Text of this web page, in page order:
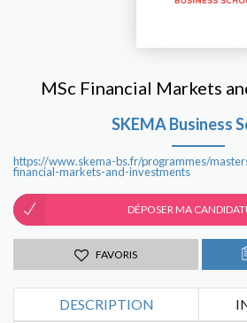
MSc Financial Markets
SKEMA Business
https://www.skema-bs.fr/programmes/
financial-markets-and-investments
DÉPOSER MA
FAVORIS
DESCRIPTION